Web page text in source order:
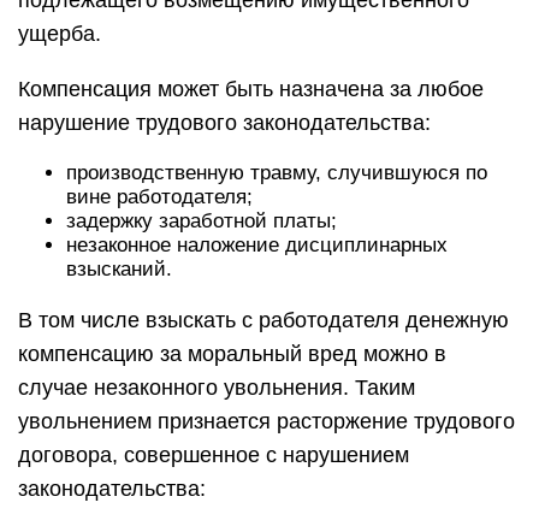
ущерба.
Компенсация может быть назначена за любое
нарушение трудового законодательства:
производственную травму, случившуюся по
вине работодателя;
задержку заработной платы;
незаконное наложение дисциплинарных
взысканий.
В том числе взыскать с работодателя денежную
компенсацию за моральный вред можно в
случае незаконного увольнения. Таким
увольнением признается расторжение трудового
договора, совершенное с нарушением
законодательства: